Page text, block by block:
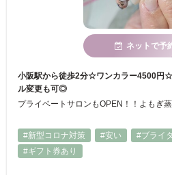
ネットで予
小阪駅から徒歩2分☆ワンカラー4500円
ル変更も可◎
#新型コロナ対策
#安い #ブライ
#ギフト券あり